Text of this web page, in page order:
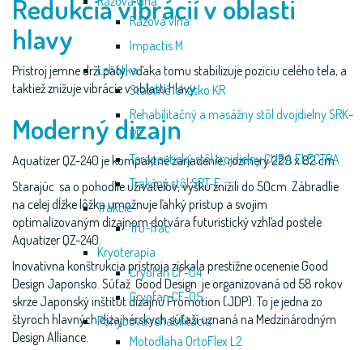
Rázová vlna
Impactis M
Lehátka
Stabilné lehátko KR
Rehabilitačný a masážny stôl dvojdielny SRK-
RE
Terapeutický stôl trojdielny CUBA ELECTRA
Trakčný stôl SRT-E
Trakcie
Tru-Trac
Kryoterapia
Cryofan CF-04
Cryofan CF-05
Pohybová rehabilitácia
Motodlaha OrtoFlex L2
Redukcia vibrácií v oblasti
hlavy
Prístroj jemne drží päty, vďaka tomu stabilizuje pozíciu celého tela, a
taktiež znižuje vibrácie v oblasti hlavy.
Moderný dizajn
Aquatizer QZ-240 je kompaktné zariadenie, rozmery 229 x 82 cm.
Starajúc sa o pohodlie užívaťeľov, výšku znížili do 50cm. Zábradlie
na celej dĺžke lôžka umožnuje ľahký prístup a svojim
optimalizovaným dizajnom dotvára futuristický vzhľad postele
Aquatizer QZ-240.
Inovatívna konštrukcia prístroja získala prestížne ocenenie Good
Design Japonsko. Súťaž Good Design je organizovaná od 58 rokov
skrze Japonský inštitút dizajnu Promotion (JDP). To je jedna zo
štyroch hlavných dizajnérskych súťaží uznaná na Medzinárodným
Design Alliance.